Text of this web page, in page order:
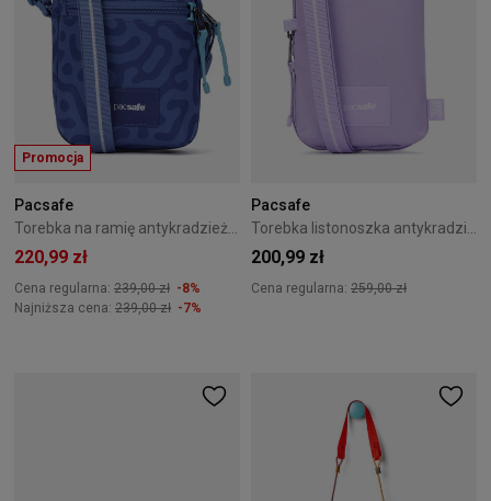
Promocja
Pacsafe
220,99 zł
Cena regularna: 239,00 zł -8%
Najniższa cena: 239,00 zł -7%
Pacsafe
200,99 zł
Cena regularna: 259,00 zł